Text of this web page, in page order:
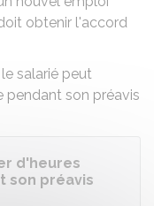
obtenir l'accord
salarié peut
pendant son préavis
d'heures
son préavis